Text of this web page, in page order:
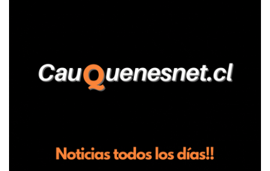
trabajadores, el edil descendió del vehículo y, en medio de la
confrontación, la habría tomado de los hombros, empujado al
suelo y agredido con golpes de pies y manos, mientr...